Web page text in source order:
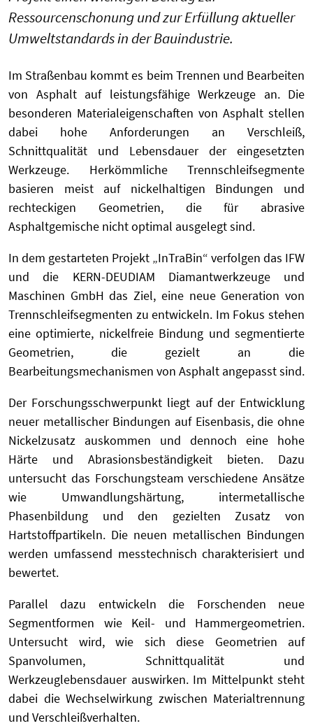
Ressourcenschonung und zur Erfüllung aktueller
Umweltstandards in der Bauindustrie.
Im Straßenbau kommt es beim Trennen und Bearbeiten
von Asphalt auf leistungsfähige Werkzeuge an. Die
besonderen Materialeigenschaften von Asphalt stellen
dabei hohe Anforderungen an Verschleiß,
Schnittqualität und Lebensdauer der eingesetzten
Werkzeuge. Herkömmliche Trennschleifsegmente
basieren meist auf nickelhaltigen Bindungen und
rechteckigen Geometrien, die für abrasive
Asphaltgemische nicht optimal ausgelegt sind.
In dem gestarteten Projekt „InTraBin“ verfolgen das IFW
und die KERN-DEUDIAM Diamantwerkzeuge und
Maschinen GmbH das Ziel, eine neue Generation von
Trennschleifsegmenten zu entwickeln. Im Fokus stehen
eine optimierte, nickelfreie Bindung und segmentierte
Geometrien, die gezielt an die
Bearbeitungsmechanismen von Asphalt angepasst sind.
Der Forschungsschwerpunkt liegt auf der Entwicklung
neuer metallischer Bindungen auf Eisenbasis, die ohne
Nickelzusatz auskommen und dennoch eine hohe
Härte und Abrasionsbeständigkeit bieten. Dazu
untersucht das Forschungsteam verschiedene Ansätze
wie Umwandlungshärtung, intermetallische
Phasenbildung und den gezielten Zusatz von
Hartstoffpartikeln. Die neuen metallischen Bindungen
werden umfassend messtechnisch charakterisiert und
bewertet.
Parallel dazu entwickeln die Forschenden neue
Segmentformen wie Keil- und Hammergeometrien.
Untersucht wird, wie sich diese Geometrien auf
Spanvolumen, Schnittqualität und
Werkzeuglebensdauer auswirken. Im Mittelpunkt steht
dabei die Wechselwirkung zwischen Materialtrennung
und Verschleißverhalten.